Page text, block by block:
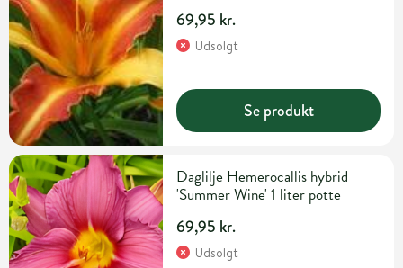
69,95 kr.
Udsolgt
Se produkt
Daglilje Hemerocallis hybrid
'Summer Wine' 1 liter potte
69,95 kr.
Udsolgt